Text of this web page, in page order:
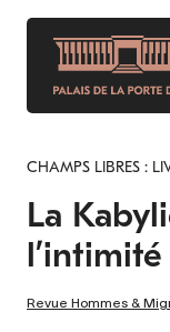
Aller
contenu
principal
CHAMPS LIBRES :
La
Revue Hommes &